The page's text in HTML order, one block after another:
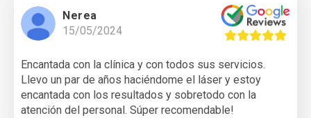
Nerea
15/05/2024
Encantada con la clínica y con todos sus servicios.
Llevo un par de años haciéndome el láser y estoy
encantada con los resultados y sobretodo con la
atención del personal. Súper recomendable!